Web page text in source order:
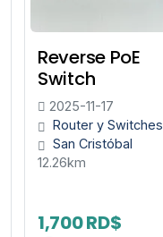
Reverse PoE
Switch
2025-11-17
Router y Switches
San Cristóbal
12.26km
1,700 RD$